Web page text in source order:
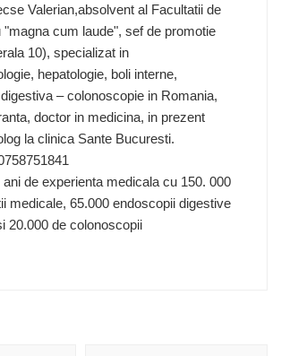
Valerian,absolvent al Facultatii de
"magna cum laude", sef de promotie
10), specializat in
hepatologie, boli interne,
– colonoscopie in Romania,
doctor in medicina, in prezent
la clinica Sante Bucuresti.
ani de experienta medicala cu 150. 000
medicale, 65.000 endoscopii digestive
20.000 de colonoscopii